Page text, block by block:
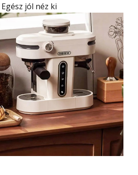
Egész jól néz ki